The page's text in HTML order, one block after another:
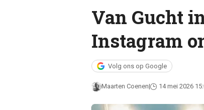
Van Gucht
Instagram
Volg ons op Google
Maarten Coenen 14 mei 2026